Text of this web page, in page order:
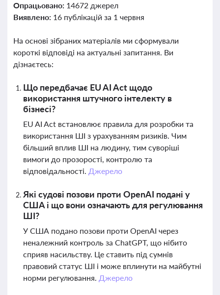
Опрацьовано: 14672 джерел
Виявлено: 16 публікацій за 1 червня
На основі зібраних матеріалів ми сформували
короткі відповіді на актуальні запитання. Ви
дізнаєтесь:
Що передбачає EU AI Act щодо
використання штучного інтелекту в
бізнесі?
EU AI Act встановлює правила для розробки та
використання ШІ з урахуванням ризиків. Чим
більший вплив ШІ на людину, тим суворіші
вимоги до прозорості, контролю та
відповідальності. Джерело
Які судові позови проти OpenAI подані у
США і що вони означають для регулювання
ШІ?
У США подано позови проти OpenAI через
неналежний контроль за ChatGPT, що нібито
сприяв насильству. Це ставить під сумнів
правовий статус ШІ і може вплинути на майбутні
норми регулювання. Джерело